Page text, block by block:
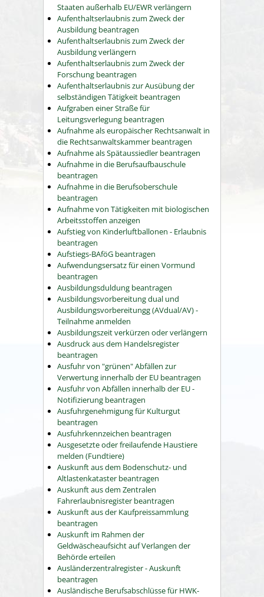
Staaten außerhalb EU/EWR verlängern
Aufenthaltserlaubnis zum Zweck der
Ausbildung beantragen
Aufenthaltserlaubnis zum Zweck der
Ausbildung verlängern
Aufenthaltserlaubnis zum Zweck der
Forschung beantragen
Aufenthaltserlaubnis zur Ausübung der
selbständigen Tätigkeit beantragen
Aufgraben einer Straße für
Leitungsverlegung beantragen
Aufnahme als europäischer Rechtsanwalt in
die Rechtsanwaltskammer beantragen
Aufnahme als Spätaussiedler beantragen
Aufnahme in die Berufsaufbauschule
beantragen
Aufnahme in die Berufsoberschule
beantragen
Aufnahme von Tätigkeiten mit biologischen
Arbeitsstoffen anzeigen
Aufstieg von Kinderluftballonen - Erlaubnis
beantragen
Aufstiegs-BAföG beantragen
Aufwendungsersatz für einen Vormund
beantragen
Ausbildungsduldung beantragen
Ausbildungsvorbereitung dual und
Ausbildungsvorbereitungg (AVdual/AV) -
Teilnahme anmelden
Ausbildungszeit verkürzen oder verlängern
Ausdruck aus dem Handelsregister
beantragen
Ausfuhr von "grünen" Abfällen zur
Verwertung innerhalb der EU beantragen
Ausfuhr von Abfällen innerhalb der EU -
Notifizierung beantragen
Ausfuhrgenehmigung für Kulturgut
beantragen
Ausfuhrkennzeichen beantragen
Ausgesetzte oder freilaufende Haustiere
melden (Fundtiere)
Auskunft aus dem Bodenschutz- und
Altlastenkataster beantragen
Auskunft aus dem Zentralen
Fahrerlaubnisregister beantragen
Auskunft aus der Kaufpreissammlung
beantragen
Auskunft im Rahmen der
Geldwäscheaufsicht auf Verlangen der
Behörde erteilen
Ausländerzentralregister - Auskunft
beantragen
Ausländische Berufsabschlüsse für HWK-